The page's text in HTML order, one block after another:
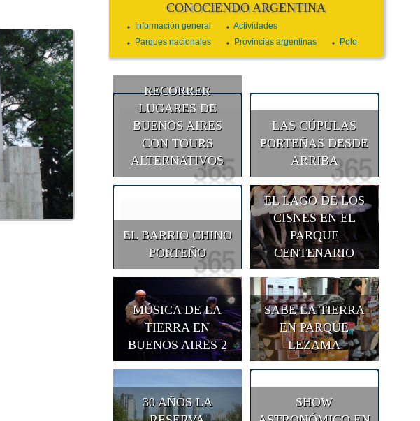
CONOCIENDO ARGENTINA
Información general
Actividades
Parques nacionales
Provincias argentinas Polo
RECORRER
LUGARES DE
BUENOS AIRES
CON TOURS
ALTERNATIVOS
LAS CÚPULAS
PORTEÑAS DESDE
ARRIBA
EL BARRIO CHINO
PORTEÑO
EL LAGO DE LOS
CISNES EN EL
PARQUE
CENTENARIO
MÚSICA DE LA
TIERRA EN
BUENOS AIRES 2
SABE LA TIERRA
EN PARQUE
LEZAMA
30 AÑOS LA
SHOW